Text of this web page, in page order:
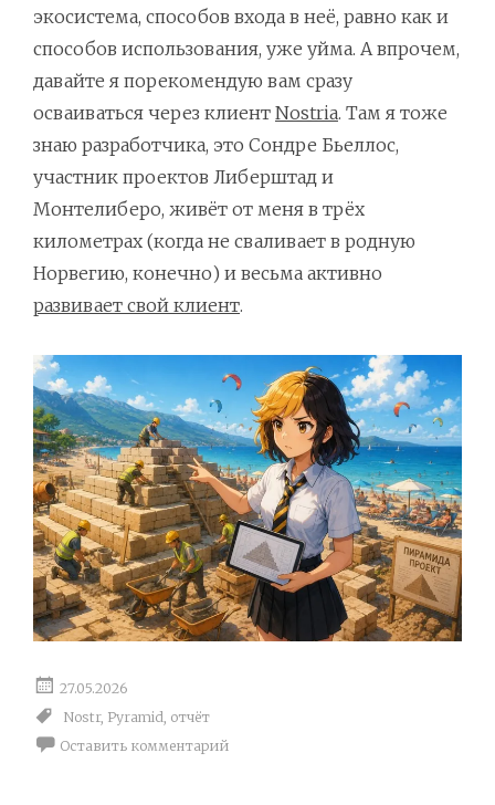
экосистема, способов входа в неё, равно как и
способов использования, уже уйма. А впрочем,
давайте я порекомендую вам сразу
осваиваться через клиент Nostria. Там я тоже
знаю разработчика, это Сондре Бьеллос,
участник проектов Либерштад и
Монтелиберо, живёт от меня в трёх
километрах (когда не сваливает в родную
Норвегию, конечно) и весьма активно
развивает свой клиент.
27.05.2026
Nostr, Pyramid, отчёт
Оставить комментарий